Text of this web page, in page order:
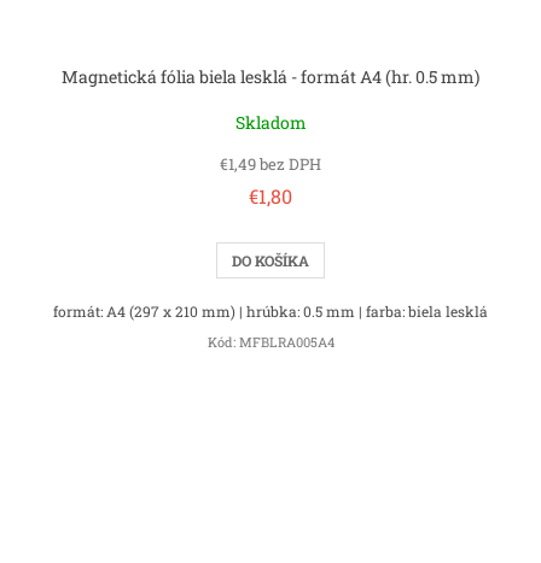
Magnetická fólia biela lesklá - formát A4 (hr. 0.5 mm)
Skladom
€1,49 bez DPH
€1,80
DO KOŠÍKA
formát: A4 (297 x 210 mm) | hrúbka: 0.5 mm | farba: biela lesklá
Kód: MFBLRA005A4